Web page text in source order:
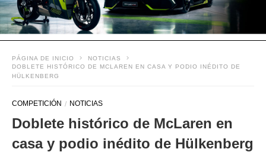
PÁGINA DE INICIO
NOTICIAS
DOBLETE HISTÓRICO DE MCLAREN EN CASA Y PODIO INÉDITO DE
HÜLKENBERG
COMPETICIÓN NOTICIAS
Doblete histórico de McLaren en
casa y podio inédito de Hülkenberg